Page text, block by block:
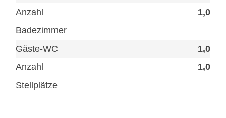
Anzahl
Badezimmer
1,0
Gäste-WC
1,0
Anzahl
Stellplätze
1,0